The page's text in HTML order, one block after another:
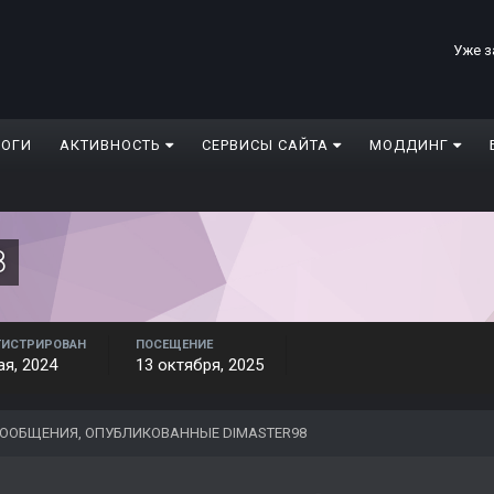
Уже
АКТИВНОСТЬ СЕРВИСЫ САЙТА МОДДИНГ
2024
ПОСЕЩЕНИЕ
13 октября, 2025
ОПУБЛИКОВАННЫЕ DIMASTER98